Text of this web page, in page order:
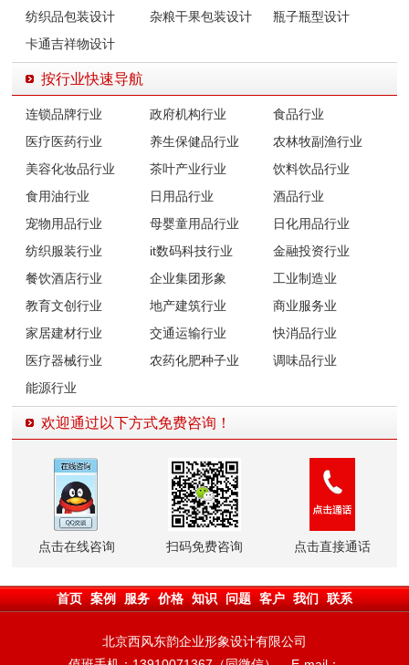
纺织品包装设计
杂粮干果包装设计
瓶子瓶型设计
卡通吉祥物设计
按行业快速导航
连锁品牌行业 政府机构行业
食品行业
医疗医药行业
养生保健品行业
农林牧副渔行业
美容化妆品行业
茶叶产业行业
饮料饮品行业
食用油行业
日用品行业
酒品行业
宠物用品行业
母婴童用品行业
日化用品行业
纺织服装行业
it数码科技行业
金融投资行业
餐饮酒店行业
企业集团形象
工业制造业
教育文创行业
地产建筑行业
商业服务业
家居建材行业
交通运输行业
快消品行业
医疗器械行业
农药化肥种子业
调味品行业
能源行业
欢迎通过以下方式免费咨询！
点击在线咨询 扫码免费咨询 点击直接通话
首页 案例 服务 价格 知识 问题 客户 我们 联系
北京西风东韵企业形象设计有限公司